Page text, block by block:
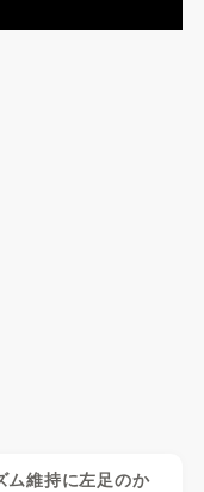
ム維持に左足のか